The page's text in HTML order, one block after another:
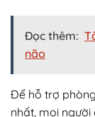
Đọc thêm:
não
Để hỗ trợ
nhất, mọi